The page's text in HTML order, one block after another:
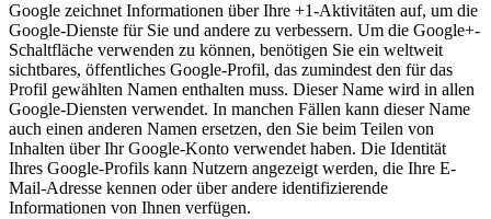
Google zeichnet Informationen über Ihre +1-Aktivitäten auf, um die
Google-Dienste für Sie und andere zu verbessern. Um die Google+-
Schaltfläche verwenden zu können, benötigen Sie ein weltweit
sichtbares, öffentliches Google-Profil, das zumindest den für das
Profil gewählten Namen enthalten muss. Dieser Name wird in allen
Google-Diensten verwendet. In manchen Fällen kann dieser Name
auch einen anderen Namen ersetzen, den Sie beim Teilen von
Inhalten über Ihr Google-Konto verwendet haben. Die Identität
Ihres Google-Profils kann Nutzern angezeigt werden, die Ihre E-
Mail-Adresse kennen oder über andere identifizierende
Informationen von Ihnen verfügen.